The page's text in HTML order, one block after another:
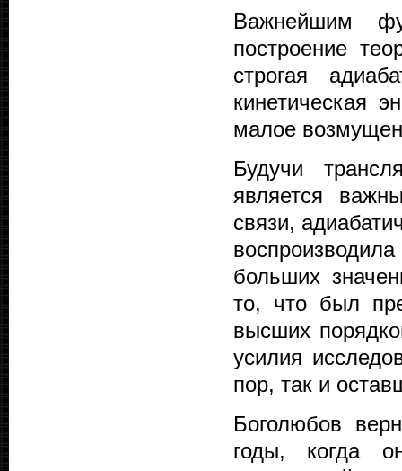
Важнейшим
построение
строгая
кинетическая
малое
Будучи
является
связи,
больших
то, что был
высших
усилия
пор, так и
Боголюбов
годы, когда